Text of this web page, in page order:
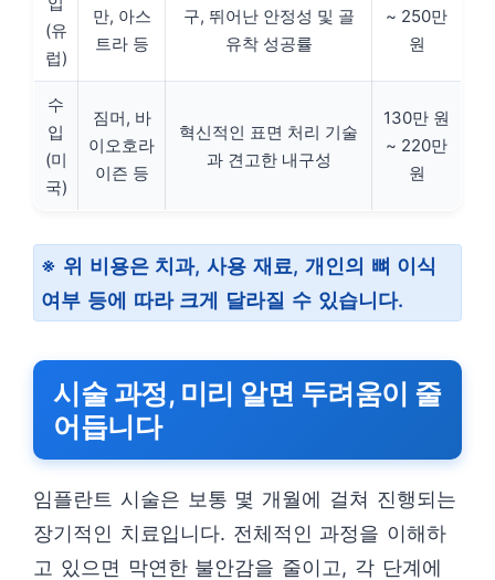
(유
럽)
만, 아스
트라 등
구, 뛰어난 안정성 및 골
유착 성공률
~ 250만
원
수
입
(미
국)
짐머, 바
이오호라
이즌 등
혁신적인 표면 처리 기술
과 견고한 내구성
130만 원
~ 220만
원
※ 위 비용은 치과, 사용 재료, 개인의 뼈 이식
여부 등에 따라 크게 달라질 수 있습니다.
시술 과정, 미리 알면 두려움이 줄
어듭니다
임플란트 시술은 보통 몇 개월에 걸쳐 진행되는
장기적인 치료입니다. 전체적인 과정을 이해하
고 있으면 막연한 불안감을 줄이고, 각 단계에